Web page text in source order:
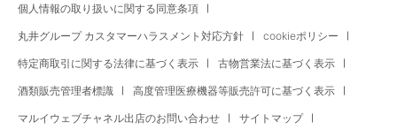
個人情報の取り扱いに関する同意条項
丸井グループ カスタマーハラスメント対応方針 cookieポリシー
特定商取引に関する法律に基づく表示 古物営業法に基づく表示
酒類販売管理者標識 高度管理医療機器等販売許可に基づく表示
マルイウェブチャネル出店のお問い合わせ サイトマップ